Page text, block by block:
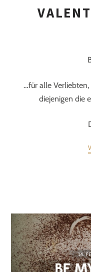
…für alle
diejenigen die